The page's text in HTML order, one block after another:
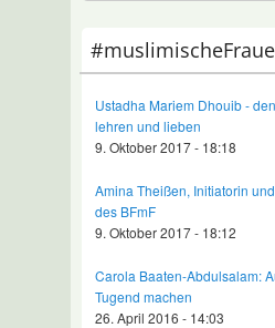
Ustadha Mariem Dhouib -
lehren und lieben
9. Oktober 2017 - 18:18
Amina Theißen, Initiatorin
des BFmF
9. Oktober 2017 - 18:12
Carola Baaten-Abdulsalam:
Tugend machen
26. April 2016 - 14:03